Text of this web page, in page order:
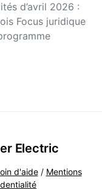
d’avril 2026 :
Focus juridique
Electric
d'aide/ Mentions